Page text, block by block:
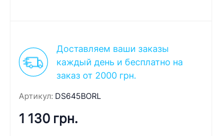
Доставляем ваши заказы
каждый день и бесплатно на
заказ от 2000 грн.
Артикул: DS645BORL
1 130 грн.